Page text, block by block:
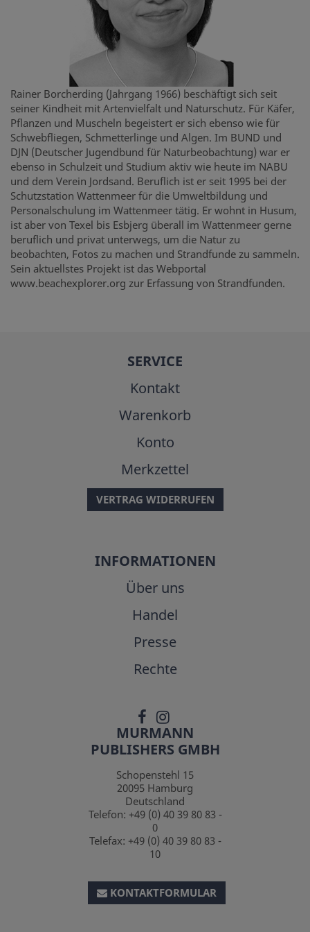
Rainer Borcherding (Jahrgang 1966) beschäftigt sich seit
seiner Kindheit mit Artenvielfalt und Naturschutz. Für Käfer,
Pflanzen und Muscheln begeistert er sich ebenso wie für
Schwebfliegen, Schmetterlinge und Algen. Im BUND und
DJN (Deutscher Jugendbund für Naturbeobachtung) war er
ebenso in Schulzeit und Studium aktiv wie heute im NABU
und dem Verein Jordsand. Beruflich ist er seit 1995 bei der
Schutzstation Wattenmeer für die Umweltbildung und
Personalschulung im Wattenmeer tätig. Er wohnt in Husum,
ist aber von Texel bis Esbjerg überall im Wattenmeer gerne
beruflich und privat unterwegs, um die Natur zu
beobachten, Fotos zu machen und Strandfunde zu sammeln.
Sein aktuellstes Projekt ist das Webportal
www.beachexplorer.org zur Erfassung von Strandfunden.
SERVICE
Kontakt
Warenkorb
Konto
Merkzettel
VERTRAG WIDERRUFEN
INFORMATIONEN
Über uns
Handel
Presse
Rechte
MURMANN
PUBLISHERS GMBH
Schopenstehl 15
20095 Hamburg
Deutschland
Telefon: +49 (0) 40 39 80 83 -
0
Telefax: +49 (0) 40 39 80 83 -
10
KONTAKTFORMULAR